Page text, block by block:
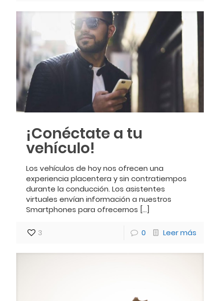
¡Conéctate a tu
vehículo!
Los vehículos de hoy nos ofrecen una
experiencia placentera y sin contratiempos
durante la conducción. Los asistentes
virtuales envían información a nuestros
Smartphones para ofrecernos […]
3 0 Leer más